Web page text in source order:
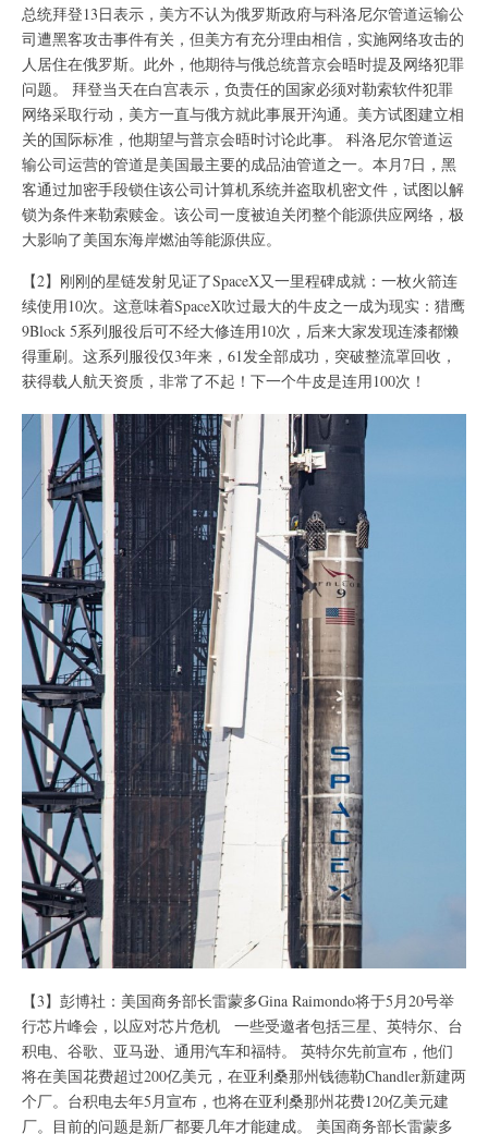
总统拜登13日表示，美方不认为俄罗斯政府与科洛尼尔管道运输公
司遭黑客攻击事件有关，但美方有充分理由相信，实施网络攻击的
人居住在俄罗斯。此外，他期待与俄总统普京会晤时提及网络犯罪
问题。 拜登当天在白宫表示，负责任的国家必须对勒索软件犯罪
网络采取行动，美方一直与俄方就此事展开沟通。美方试图建立相
关的国际标准，他期望与普京会晤时讨论此事。 科洛尼尔管道运
输公司运营的管道是美国最主要的成品油管道之一。本月7日，黑
客通过加密手段锁住该公司计算机系统并盗取机密文件，试图以解
锁为条件来勒索赎金。该公司一度被迫关闭整个能源供应网络，极
大影响了美国东海岸燃油等能源供应。
【2】刚刚的星链发射见证了SpaceX又一里程碑成就：一枚火箭连
续使用10次。这意味着SpaceX吹过最大的牛皮之一成为现实：猎鹰
9Block 5系列服役后可不经大修连用10次，后来大家发现连漆都懒
得重刷。这系列服役仅3年来，61发全部成功，突破整流罩回收，
获得载人航天资质，非常了不起！下一个牛皮是连用100次！
【3】彭博社：美国商务部长雷蒙多Gina Raimondo将于5月20号举
行芯片峰会，以应对芯片危机 一些受邀者包括三星、英特尔、台
积电、谷歌、亚马逊、通用汽车和福特。 英特尔先前宣布，他们
将在美国花费超过200亿美元，在亚利桑那州钱德勒Chandler新建两
个厂。台积电去年5月宣布，也将在亚利桑那州花费120亿美元建
厂。目前的问题是新厂都要几年才能建成。 美国商务部长雷蒙多